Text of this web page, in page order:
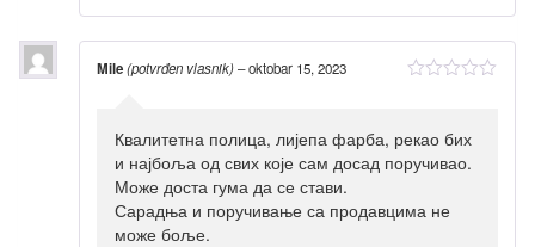
Mile(potvrđen vlasnik)–oktobar 15, 2023
Квалитетна полица, лијепа фарба, рекао бих
и најбоља од свих које сам досад поручивао.
Може доста гума да се стави.
Сарадња и поручивање са продавцима не
може боље.